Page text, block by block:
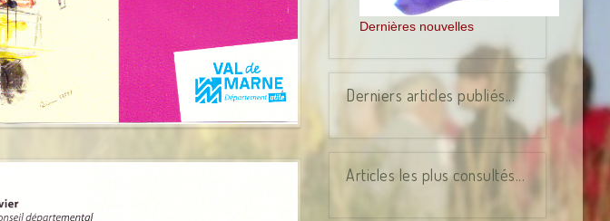
Dernières nouvelles
Derniers articles publiés...
Articles les plus consultés...